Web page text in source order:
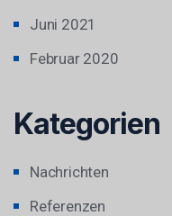
Juni 2021
Februar 2020
Kategorien
Nachrichten
Referenzen